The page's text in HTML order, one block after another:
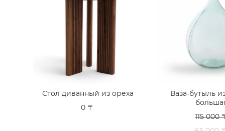
Стол диванный из ореха
0 〒
Ваза-бутыль
115 000